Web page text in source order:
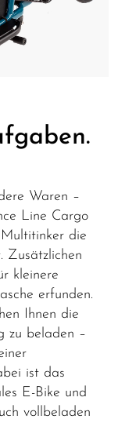
Waren –
Line Cargo
die
Zusätzlichen
kleinere
erfunden.
Ihnen die
zu beladen –
ist das
E-Bike und
vollbeladen